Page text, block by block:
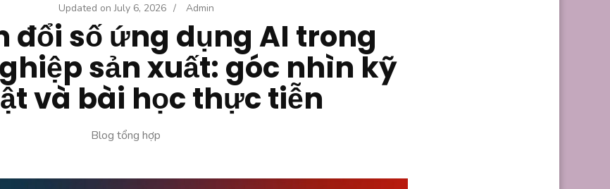
Updated onJuly 6, 2026 / Admin
đổi số ứng dụng AI trong
sản xuất: góc nhìn kỹ
và bài học thực tiễn
Blog tổng hợp